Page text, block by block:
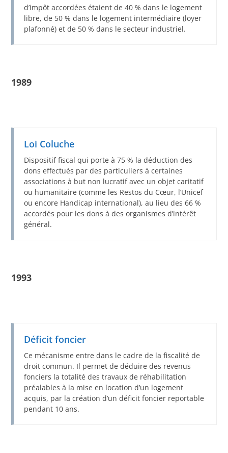
d’impôt accordées étaient de 40 % dans le logement
libre, de 50 % dans le logement intermédiaire (loyer
plafonné) et de 50 % dans le secteur industriel.
1989
Loi Coluche
Dispositif fiscal qui porte à 75 % la déduction des
dons effectués par des particuliers à certaines
associations à but non lucratif avec un objet caritatif
ou humanitaire (comme les Restos du Cœur, l’Unicef
ou encore Handicap international), au lieu des 66 %
accordés pour les dons à des organismes d’intérêt
général.
1993
Déficit foncier
Ce mécanisme entre dans le cadre de la fiscalité de
droit commun. Il permet de déduire des revenus
fonciers la totalité des travaux de réhabilitation
préalables à la mise en location d’un logement
acquis, par la création d’un déficit foncier reportable
pendant 10 ans.